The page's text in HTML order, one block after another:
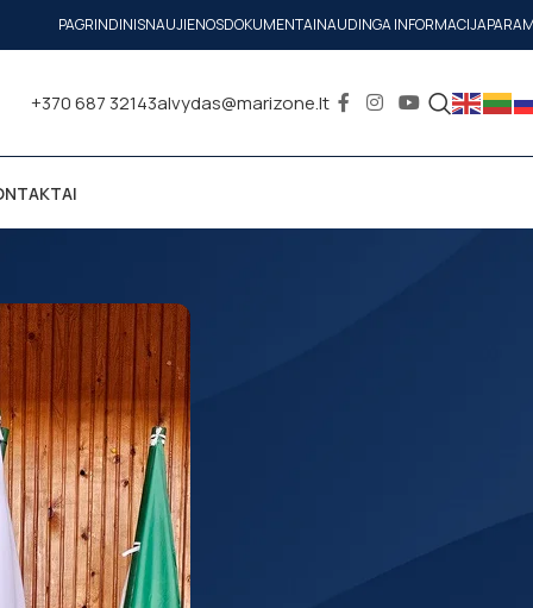
PAGRINDINISNAUJIENOSDOKUMENTAINAUDINGA INFORMACIJA
+370 687 32143alvydas@marizone.lt